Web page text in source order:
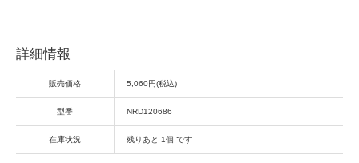
詳細情報
販売価格 5,060円(税込)
型番 NRD120686
在庫状況 残りあと 1個 です